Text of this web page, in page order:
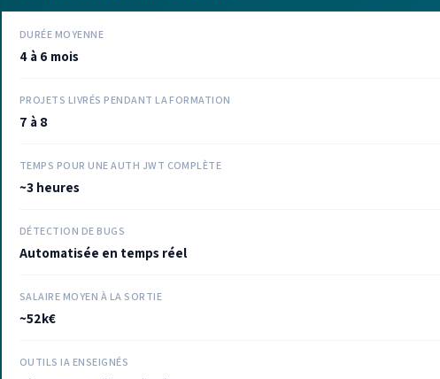
DURÉE MOYENNE
4 à 6 mois
PROJETS LIVRÉS PENDANT LA FORMATION
7 à 8
TEMPS POUR UNE AUTH JWT COMPLÈTE
~3 heures
DÉTECTION DE BUGS
Automatisée en temps réel
SALAIRE MOYEN À LA SORTIE
~52k€
OUTILS IA ENSEIGNÉS